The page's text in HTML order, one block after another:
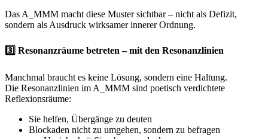
Das A_MMM macht diese Muster sichtbar – nicht als Defizit,
sondern als Ausdruck wirksamer innerer Ordnung.
3️⃣ Resonanzräume betreten – mit den Resonanzlinien
Manchmal braucht es keine Lösung, sondern eine Haltung.
Die Resonanzlinien im A_MMM sind poetisch verdichtete
Reflexionsräume:
Sie helfen, Übergänge zu deuten
Blockaden nicht zu umgehen, sondern zu befragen